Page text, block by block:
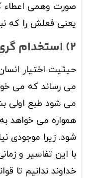
صورت وهمی اعطاء
یعنی فعلش را که
2) استخدام گری و وضع قانون بر اساس منافع
حیثیت اختیار
می رساند که می
می شود طبع اولی
همواره می خواهد
شود. زیرا موجودی
با این تفاسیر و
خداوند ندانیم تا